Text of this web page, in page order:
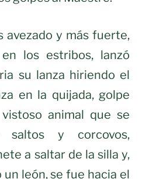
avezado y más fuerte,
los estribos, lanzó
su lanza hiriendo el
en la quijada, golpe
animal que se
y corcovos,
a saltar de la silla y,
león, se fue hacia el